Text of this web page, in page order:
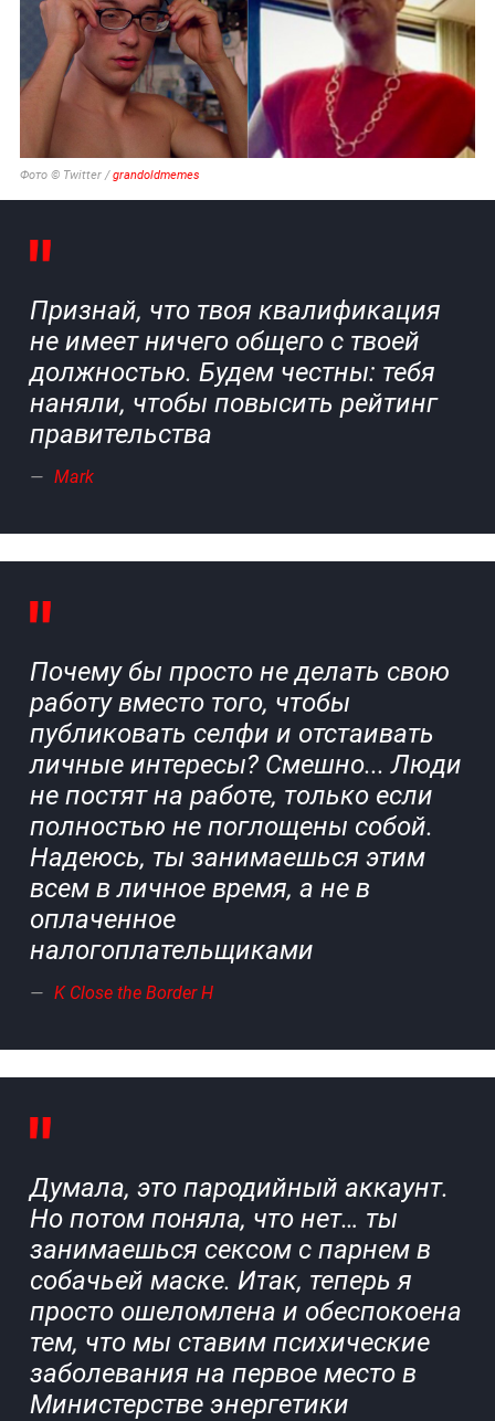
Фото © Twitter /grandoldmemes
Признай, что твоя квалификация
не имеет ничего общего с твоей
должностью. Будем честны: тебя
наняли, чтобы повысить рейтинг
правительства
Mark
Почему бы просто не делать свою
работу вместо того, чтобы
публиковать селфи и отстаивать
личные интересы? Смешно... Люди
не постят на работе, только если
полностью не поглощены собой.
Надеюсь, ты занимаешься этим
всем в личное время, а не в
оплаченное
налогоплательщиками
K Close the Border H
Думала, это пародийный аккаунт.
Но потом поняла, что нет… ты
занимаешься сексом с парнем в
собачьей маске. Итак, теперь я
просто ошеломлена и обеспокоена
тем, что мы ставим психические
заболевания на первое место в
Министерстве энергетики